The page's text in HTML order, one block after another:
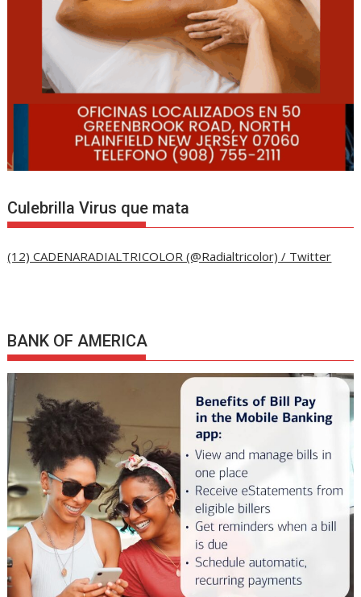
Culebrilla Virus que mata
(12) CADENARADIALTRICOLOR (@Radialtricolor) / Twitter
BANK OF AMERICA